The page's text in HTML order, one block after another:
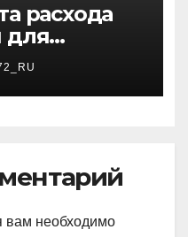
расхода
для
вам необходимо